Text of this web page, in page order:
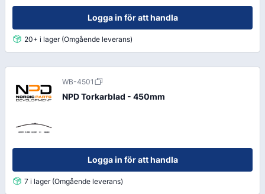
Logga in för att handla
20+ i lager (Omgående leverans)
WB-4501
NPD Torkarblad - 450mm
Logga in för att handla
7 i lager (Omgående leverans)